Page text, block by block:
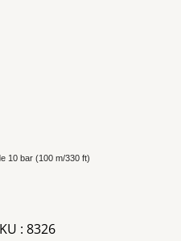
10 bar (100 m/330 ft)
: 8326